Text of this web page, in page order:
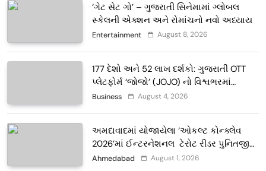
‘ગેટ સેટ ગો’ – ગુજરાતી સિનેમામાં ગ્લોબલ
સ્કેલની એક્શન અને રોમાંચનો નવો અધ્યાય
Entertainment August 8, 2026
177 દેશો અને 52 લાખ દર્શકો: ગુજરાતી OTT
પ્લેટફોર્મ ‘જોજો’ (JOJO) નો વિશ્વભરમાં
દબદબો
Business August 4, 2026
અમદાવાદમાં યોજાયેલા ‘ઓકલ્ટ કોન્ક્લેવ
2026’માં ઈન્ટરનેશનલ ટેરોટ રીડર પુનિતજી
લુલ્લા એ ટેરોટ કાર્ડ રીડિંગ અંગે માહિતી આપી
Ahmedabad August 1, 2026